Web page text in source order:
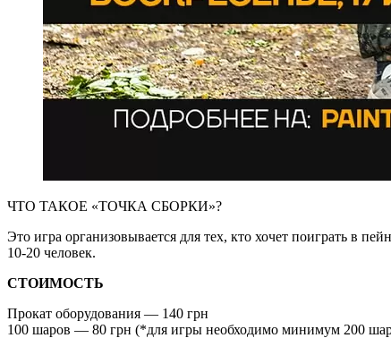
ЧТО ТАКОЕ «ТОЧКА СБОРКИ»?
Это игра организовывается для тех, кто хочет поиграть в
10-20 человек.
СТОИМОСТЬ
Прокат оборудования — 140 грн
100 шаров — 80 грн (*для игры необходимо минимум 200